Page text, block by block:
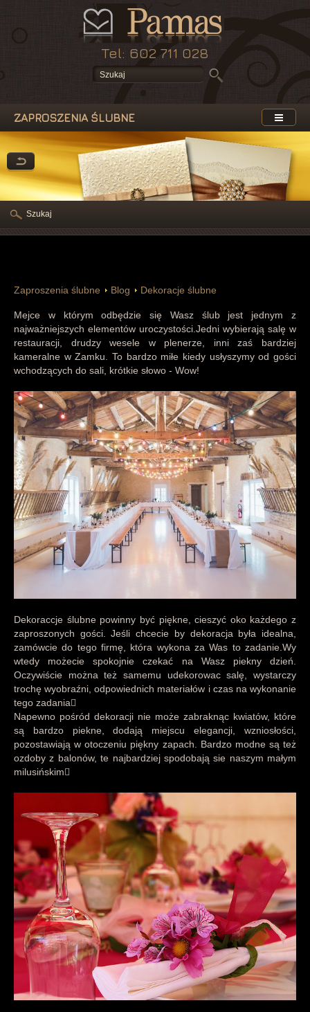
Tel: 602 711 028
ZAPROSZENIA ŚLUBNE
Zaproszenia ślubne Blog Dekoracje ślubne
Mejce w którym odbędzie się Wasz ślub jest jednym z
najważniejszych elementów uroczystości.Jedni wybierają salę w
restauracji, drudzy wesele w plenerze, inni zaś bardziej
kameralne w Zamku. To bardzo miłe kiedy usłyszymy od gości
wchodzących do sali, krótkie słowo - Wow!
Dekoraccje ślubne powinny być piękne, cieszyć oko każdego z
zaproszonych gości. Jeśli chcecie by dekoracja była idealna,
zamówcie do tego firmę, która wykona za Was to zadanie.Wy
wtedy możecie spokojnie czekać na Wasz piekny dzień.
Oczywiście można też samemu udekorowac salę, wystarczy
trochę wyobraźni, odpowiednich materiałów i czas na wykonanie
tego zadania
Napewno pośród dekoracji nie może zabraknąc kwiatów, które
są bardzo piekne, dodają miejscu elegancji, wzniosłości,
pozostawiają w otoczeniu piękny zapach. Bardzo modne są też
ozdoby z balonów, te najbardziej spodobają sie naszym małym
milusińskim
Szukaj